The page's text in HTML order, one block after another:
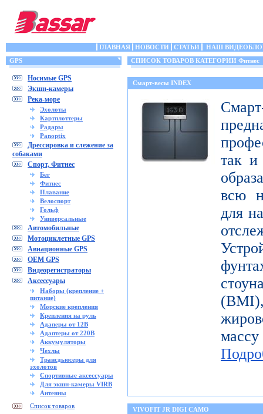
ГЛАВНАЯ НОВОСТИ СТАТЬИ
НАШ
GPS
Носимые GPS
Экшн-камеры
Река-море
Эхолоты
Картплоттеры
Радары
Panoptix
Дрессировка и слежение за
собаками
Спорт, Фитнес
Бег
Фитнес
Плавание
Велоспорт
Гольф
Универсальные
Автомобильные
Мотоциклетные GPS
Авиационные GPS
OEM GPS
Видеорегистраторы
Аксессуары
Наборы (крепление +
питание)
Морские крепления
Крепления на руль
Адаперы от 12В
Адаптеры от 220В
Аккумуляторы
Чехлы
Трансдьюсеры для
эхолотов
Спортивные аксессуары
Для экшн-камеры VIRB
Антенны
Список товаров
СПИСОК ТОВАРОВ КАТЕГОРИИ Фитнес
Смарт-весы INDEX
так и
всю
для
VIVOFIT JR DIGI CAMO